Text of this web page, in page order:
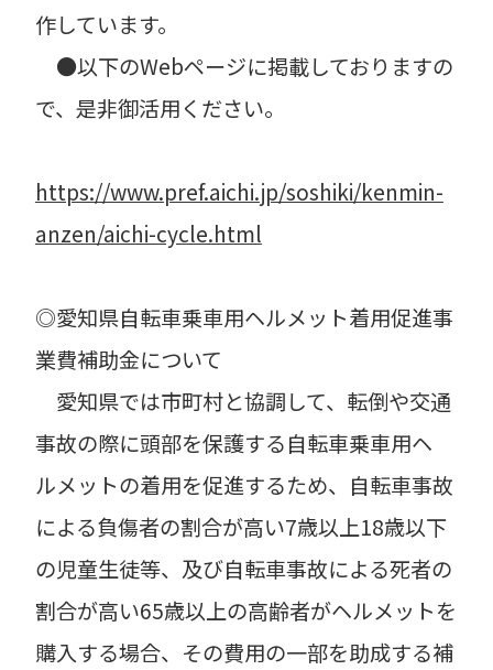
作しています。
●以下のWebページに掲載しておりますの
で、是非御活用ください。
https://www.pref.aichi.jp/soshiki/kenmin-
anzen/aichi-cycle.html
◎愛知県自転車乗車用ヘルメット着用促進事
業費補助金について
愛知県では市町村と協調して、転倒や交通
事故の際に頭部を保護する自転車乗車用ヘ
ルメットの着用を促進するため、自転車事故
による負傷者の割合が高い7歳以上18歳以下
の児童生徒等、及び自転車事故による死者の
割合が高い65歳以上の高齢者がヘルメットを
購入する場合、その費用の一部を助成する補